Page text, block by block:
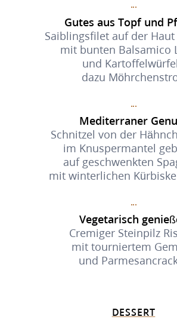
Gutes aus Topf und
Saiblingsfilet auf der
mit bunten Balsamico
und
dazu
Mediterraner
Schnitzel von der
im Knuspermantel
auf geschwenkten
mit winterlichen
Vegetarisch
Cremiger Steinpilz
mit tourniertem
und
DESSERT